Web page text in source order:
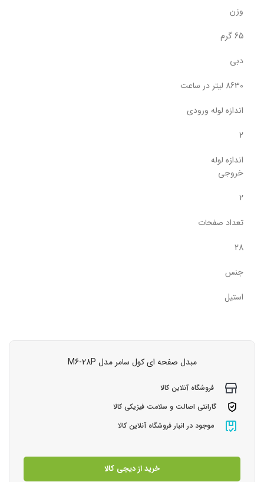
وزن
65 گرم
دبی
8630 لیتر در ساعت
اندازه لوله ورودی
2
اندازه لوله
خروجی
2
تعداد صفحات
28
جنس
استیل
مبدل صفحه ای کول سامر مدل M6-28P
فروشگاه آنلاین کالا
گارانتی اصالت و سلامت فیزیکی کالا
موجود در انبار فروشگاه آنلاین کالا
خرید از دیجی کالا